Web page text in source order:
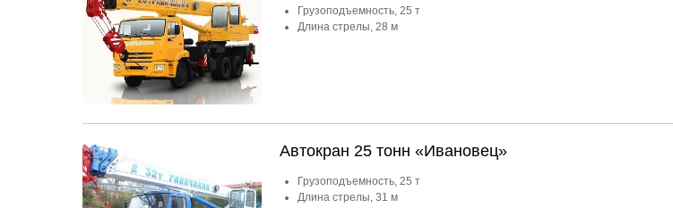
Грузоподъемность, 25 т
Длина стрелы, 28 м
Автокран 25 тонн «Ивановец»
Грузоподъемность, 25 т
Длина стрелы, 31 м